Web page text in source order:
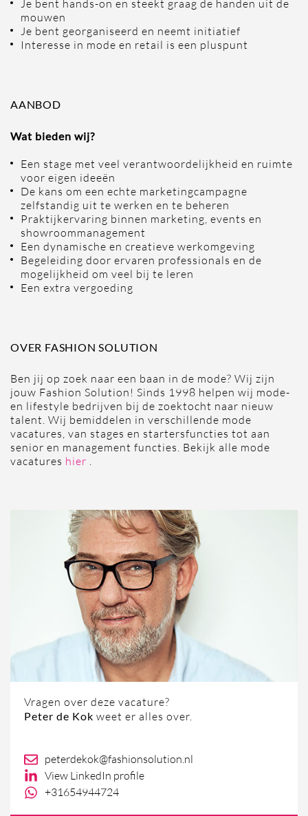
Je bent hands-on en steekt graag de handen uit de
mouwen
Je bent georganiseerd en neemt initiatief
Interesse in mode en retail is een pluspunt
AANBOD
Wat bieden wij?
Een stage met veel verantwoordelijkheid en ruimte
voor eigen ideeën
De kans om een echte marketingcampagne
zelfstandig uit te werken en te beheren
Praktijkervaring binnen marketing, events en
showroommanagement
Een dynamische en creatieve werkomgeving
Begeleiding door ervaren professionals en de
mogelijkheid om veel bij te leren
Een extra vergoeding
OVER FASHION SOLUTION
Ben jij op zoek naar een baan in de mode? Wij zijn
jouw Fashion Solution! Sinds 1998 helpen wij mode-
en lifestyle bedrijven bij de zoektocht naar nieuw
talent. Wij bemiddelen in verschillende mode
vacatures, van stages en startersfuncties tot aan
senior en management functies. Bekijk alle mode
vacatures hier
Vragen over deze vacature?
Peter de Kok weet er alles over.
peterdekok@fashionsolution.nl
View LinkedIn profile
+31654944724